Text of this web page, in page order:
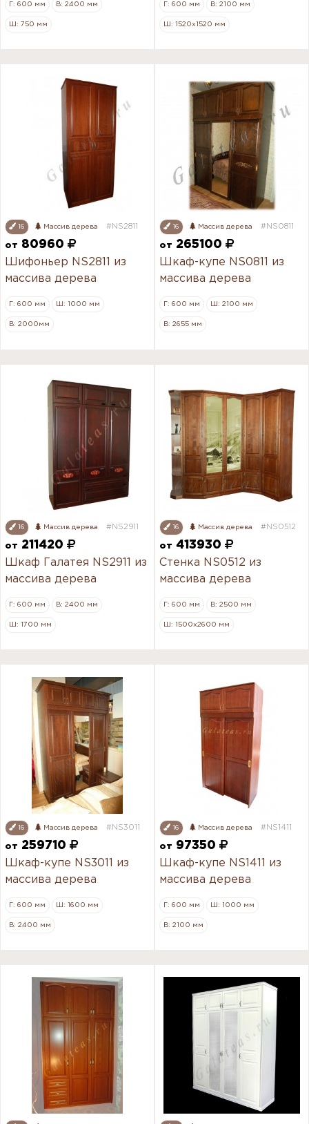
Г: 600 мм В: 2400 мм
Ш: 750 мм
Г: 600 мм В: 2100 мм
Ш: 1520х1520 мм
16 Массив дерева #NS2811
от
80960
Шифоньер NS2811 из
массива дерева
Г: 600 мм Ш: 1000 мм
В: 2000мм
16 Массив дерева #NS0811
от
265100
Шкаф-купе NS0811 из
массива дерева
Г: 600 мм Ш: 2100 мм
В: 2655 мм
16 Массив дерева #NS2911
от
211420
Шкаф Галатея NS2911 из
массива дерева
Г: 600 мм В: 2400 мм
Ш: 1700 мм
16 Массив дерева #NS0512
от 413930
Стенка NS0512 из
массива дерева
Г: 600 мм В: 2500 мм
Ш: 1500х2600 мм
16 Массив дерева #NS3011
от
259710
Шкаф-купе NS3011 из
массива дерева
Г: 600 мм Ш: 1600 мм
В: 2400 мм
16 Массив дерева #NS1411
от
97350
Шкаф-купе NS1411 из
массива дерева
Г: 600 мм Ш: 1000 мм
В: 2100 мм